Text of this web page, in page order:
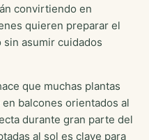
convirtiendo en
quieren preparar el
asumir cuidados
que muchas plantas
balcones orientados al
durante gran parte del
al sol es clave para